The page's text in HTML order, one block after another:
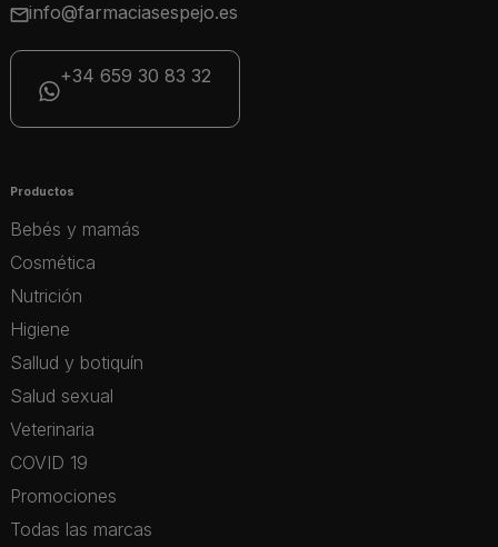
info@farmaciasespejo.es
+34 659 30 83 32
Productos
Bebés y mamás
Cosmética
Nutrición
Higiene
Sallud y botiquín
Salud sexual
Veterinaria
COVID 19
Promociones
Todas las marcas